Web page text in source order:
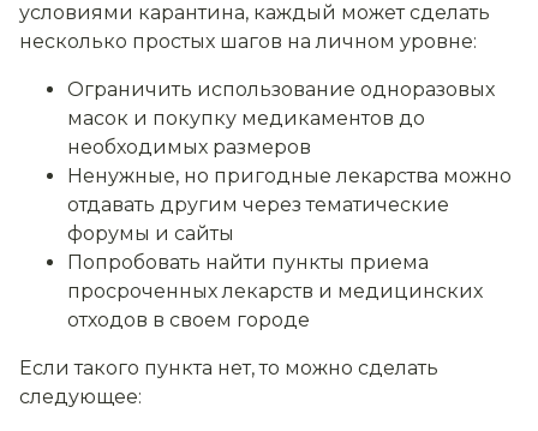
условиями карантина, каждый может сделать
несколько простых шагов на личном уровне:
Ограничить использование одноразовых
масок и покупку медикаментов до
необходимых размеров
Ненужные, но пригодные лекарства можно
отдавать другим через тематические
форумы и сайты
Попробовать найти пункты приема
просроченных лекарств и медицинских
отходов в своем городе
Если такого пункта нет, то можно сделать
следующее: